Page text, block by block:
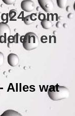
en
Alles wat